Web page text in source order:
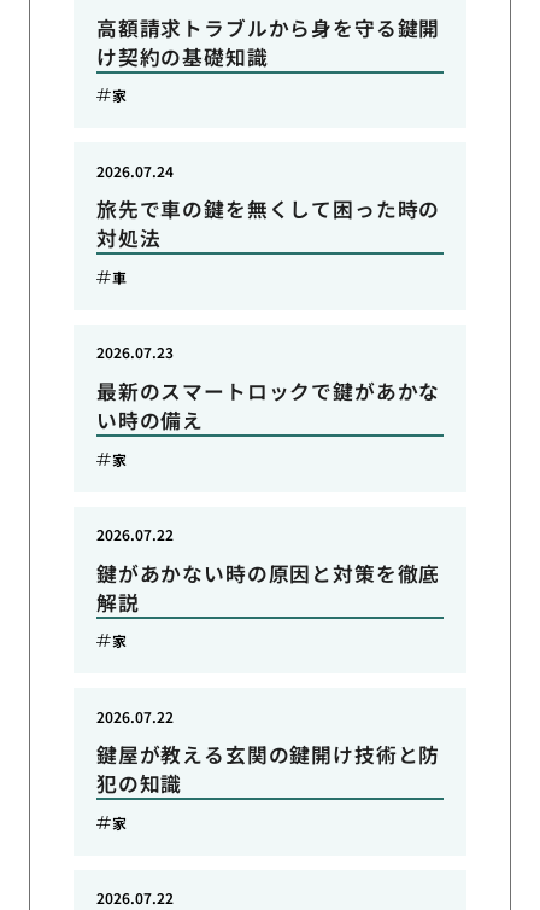
高額請求トラブルから身を守る鍵開
け契約の基礎知識
家
旅先で車の鍵を無くして困った時の
対処法
2026.07.24
車
最新のスマートロックで鍵があかな
い時の備え
2026.07.23
家
鍵があかない時の原因と対策を徹底
解説
2026.07.22
家
鍵屋が教える玄関の鍵開け技術と防
犯の知識
2026.07.22
家
2026.07.22